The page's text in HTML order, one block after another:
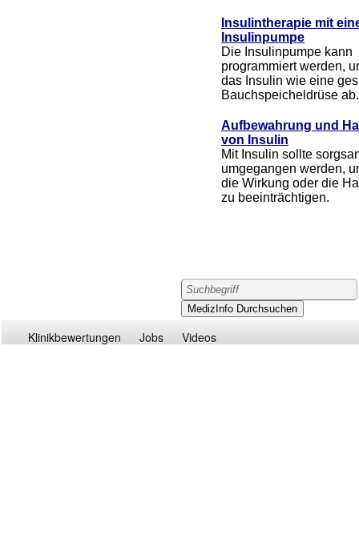
Insulintherapie mit
Insulinpumpe
Die Insulinpumpe kann
programmiert werden,
das Insulin wie eine
Bauchspeicheldrüse ab.
Aufbewahrung und
von Insulin
Mit Insulin sollte
umgegangen werden,
die Wirkung oder die
zu beeinträchtigen.
Klinikbewertungen Jobs Videos